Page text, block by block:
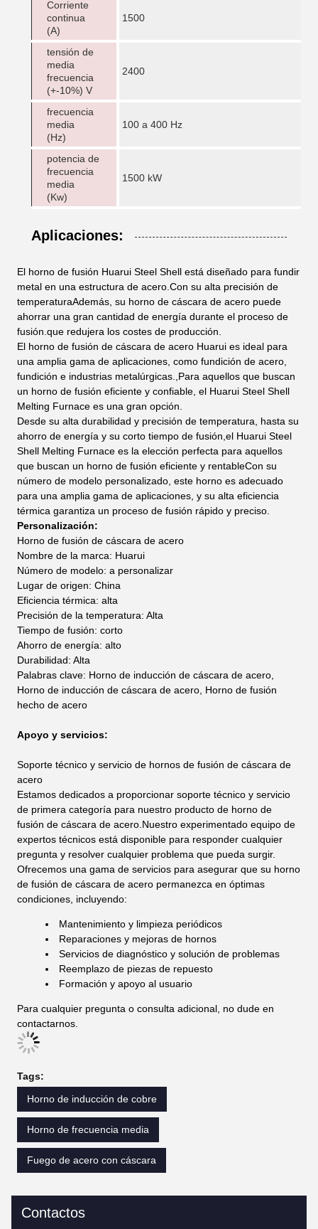
Corriente
continua
(A)
1500
tensión de
media
frecuencia
(+-10%) V
2400
frecuencia
media
(Hz)
100 a 400 Hz
potencia de
frecuencia
media
(Kw)
1500 kW
Aplicaciones:
El horno de fusión Huarui Steel Shell está diseñado para fundir
metal en una estructura de acero.Con su alta precisión de
temperaturaAdemás, su horno de cáscara de acero puede
ahorrar una gran cantidad de energía durante el proceso de
fusión.que redujera los costes de producción.
El horno de fusión de cáscara de acero Huarui es ideal para
una amplia gama de aplicaciones, como fundición de acero,
fundición e industrias metalúrgicas.,Para aquellos que buscan
un horno de fusión eficiente y confiable, el Huarui Steel Shell
Melting Furnace es una gran opción.
Desde su alta durabilidad y precisión de temperatura, hasta su
ahorro de energía y su corto tiempo de fusión,el Huarui Steel
Shell Melting Furnace es la elección perfecta para aquellos
que buscan un horno de fusión eficiente y rentableCon su
número de modelo personalizado, este horno es adecuado
para una amplia gama de aplicaciones, y su alta eficiencia
térmica garantiza un proceso de fusión rápido y preciso.
Personalización:
Horno de fusión de cáscara de acero
Nombre de la marca: Huarui
Número de modelo: a personalizar
Lugar de origen: China
Eficiencia térmica: alta
Precisión de la temperatura: Alta
Tiempo de fusión: corto
Ahorro de energía: alto
Durabilidad: Alta
Palabras clave: Horno de inducción de cáscara de acero,
Horno de inducción de cáscara de acero, Horno de fusión
hecho de acero
Apoyo y servicios:
Soporte técnico y servicio de hornos de fusión de cáscara de
acero
Estamos dedicados a proporcionar soporte técnico y servicio
de primera categoría para nuestro producto de horno de
fusión de cáscara de acero.Nuestro experimentado equipo de
expertos técnicos está disponible para responder cualquier
pregunta y resolver cualquier problema que pueda surgir.
Ofrecemos una gama de servicios para asegurar que su horno
de fusión de cáscara de acero permanezca en óptimas
condiciones, incluyendo:
Mantenimiento y limpieza periódicos
Reparaciones y mejoras de hornos
Servicios de diagnóstico y solución de problemas
Reemplazo de piezas de repuesto
Formación y apoyo al usuario
Para cualquier pregunta o consulta adicional, no dude en
contactarnos.
Tags:
Horno de inducción de cobre
Horno de frecuencia media
Fuego de acero con cáscara
Contactos